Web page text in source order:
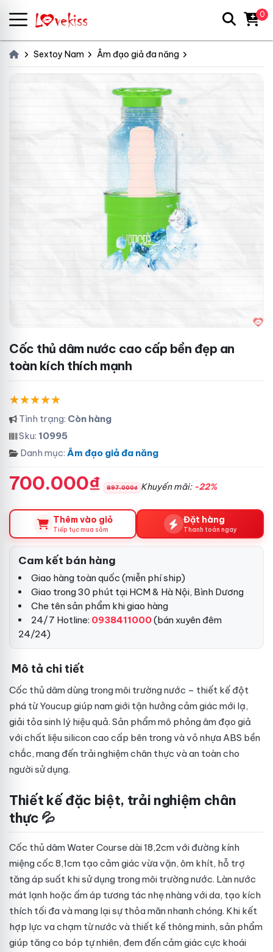
Sextoy Nam Âm đạo giả đa năng
Cốc thủ dâm nước cao cấp bền đẹp an
toàn kích thích mạnh
Tình trạng: Còn hàng
Sku: 10995
Danh mục: Âm đạo giả đa năng
700.000₫ 897.000₫ Khuyến mãi: -22%
Thêm vào giỏ
Tiếp tục mua sắm
Đặt hàng
Thanh toán ngay
Cam kết bán hàng
Giao hàng toàn quốc (miễn phí ship)
Giao trong 30 phút tại HCM & Hà Nội, Bình Dương
Che tên sản phẩm khi giao hàng
24/7 Hotline: 0938411000(bán xuyên đêm
24/24)
Mô tả chi tiết
Cốc thủ dâm dùng trong môi trường nước – thiết kế đột
phá từ Youcup giúp nam giới tận hưởng cảm giác mới lạ,
giải tỏa sinh lý hiệu quả. Sản phẩm mô phỏng âm đạo giả
với chất liệu silicon cao cấp bên trong và vỏ nhựa ABS bền
chắc, mang đến trải nghiệm chân thực và an toàn cho
người sử dụng.
Thiết kế đặc biệt, trải nghiệm chân
thực 💦
Cốc thủ dâm Water Course dài 18,2cm với đường kính
miệng cốc 8,1cm tạo cảm giác vừa vặn, ôm khít, hỗ trợ
tăng áp suất khi sử dụng trong môi trường nước. Làn nước
mát lạnh hoặc ấm áp tương tác nhẹ nhàng với da, tạo kích
thích tối đa và mang lại sự thỏa mãn nhanh chóng. Khi kết
hợp lực va chạm từ nước và thiết kế thông minh, sản phẩm
giúp tăng co bóp tự nhiên, đem đến cảm giác cực khoái
0